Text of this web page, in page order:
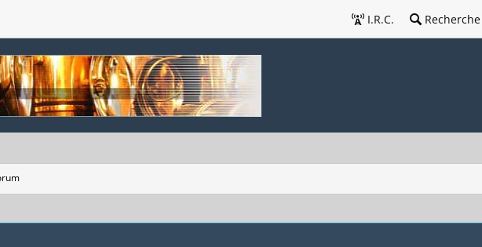
I.R.C. Recherche